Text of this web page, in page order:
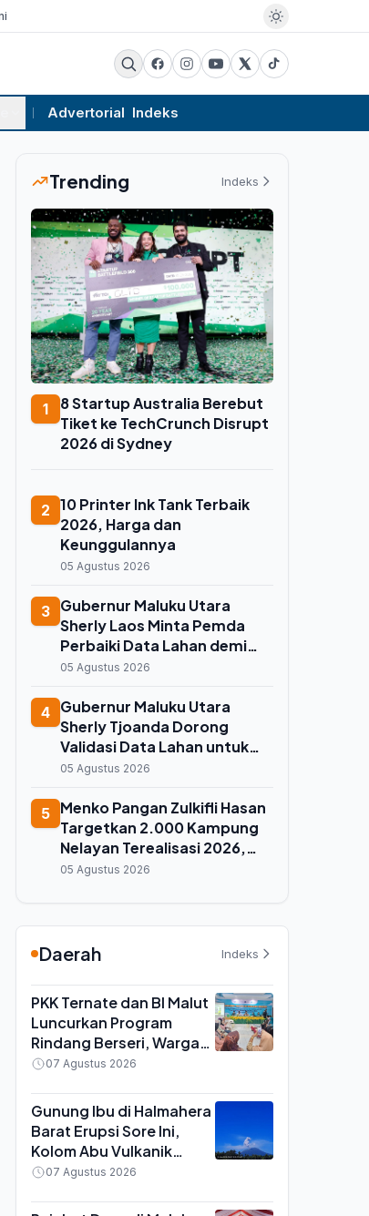
Advertorial Indeks
Trending Indeks
1
8 Startup Australia Berebut
Tiket ke TechCrunch Disrupt
2026 di Sydney
2
10 Printer Ink Tank Terbaik
2026, Harga dan
Keunggulannya
05 Agustus 2026
3 Gubernur Maluku Utara
Sherly Laos Minta Pemda
Perbaiki Data Lahan demi
Koperasi Merah Putih, Kuota
Melayang
05 Agustus 2026
4 Gubernur Maluku Utara
Sherly Tjoanda Dorong
Validasi Data Lahan untuk
Selamatkan Kuota Cetak
05 Agustus 2026
5 Menko Pangan Zulkifli Hasan
Targetkan 2.000 Kampung
Nelayan Terealisasi 2026,
Maluku Utara Jadi Prioritas
05 Agustus 2026
Daerah Indeks
PKK Ternate dan BI Malut
Luncurkan Program
Rindang Berseri, Warga
Didorong Tanam Cabai
Pekarangan
07 Agustus 2026
Gunung Ibu di Halmahera
Barat Erupsi Sore Ini,
Kolom Abu Vulkanik
Capai 600 Meter di Atas
07 Agustus 2026